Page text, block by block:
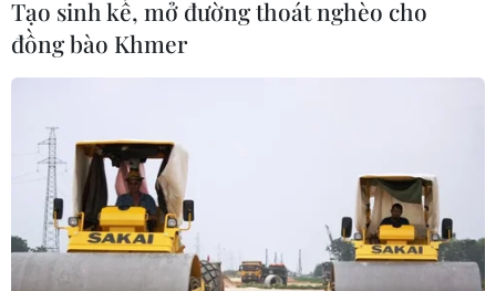
Hiệp định AfCFTA và cơ hội cho giao
15/05/2023 12:11
Vụ Thị trường châu Á-châu Phi cho biết trong vòng hơn
một thập kỷ qua, trao đổi thương mại Việt Nam-châu Phi
đã tăng hơn gấp đôi, từ mức mới chỉ đạt 2,52 tỷ USD
năm 2010 lên mức 5,5 tỷ USD năm 2022.
Tạo sinh kế, mở đường thoát nghèo cho
đồng bào Khmer